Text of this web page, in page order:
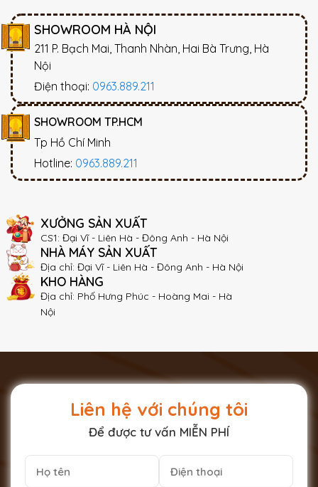
SHOWROOM HÀ NỘI
211 P. Bạch Mai, Thanh Nhàn, Hai Bà Trưng, Hà
Nội
Điện thoại: 0963.889.211
SHOWROOM TP.HCM
Tp Hồ Chí Minh
Hotline: 0963.889.211
XƯỞNG SẢN XUẤT
CS1: Đại Vĩ - Liên Hà - Đông Anh - Hà Nội
NHÀ MÁY SẢN XUẤT
Địa chỉ: Đại Vĩ - Liên Hà - Đông Anh - Hà Nội
KHO HÀNG
Địa chỉ: Phố Hưng Phúc - Hoàng Mai - Hà
Nội
Liên hệ với chúng tôi
Để được tư vấn MIỄN PHÍ